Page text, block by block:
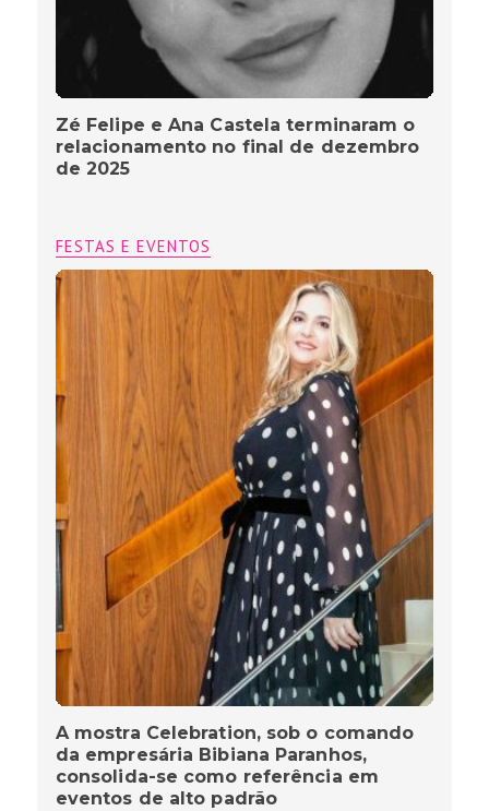
Zé Felipe e Ana Castela terminaram o
relacionamento no final de dezembro
de 2025
FESTAS E EVENTOS
A mostra Celebration, sob o comando
da empresária Bibiana Paranhos,
consolida-se como referência em
eventos de alto padrão